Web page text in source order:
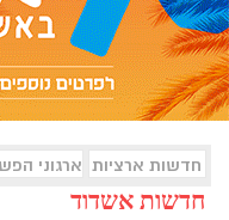
חדשות ארציות ארגוני
חדשות אשדוד